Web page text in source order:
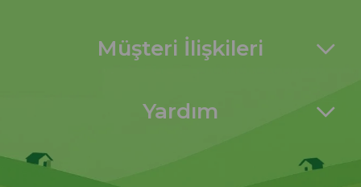
Müşteri İlişkileri
Yardım